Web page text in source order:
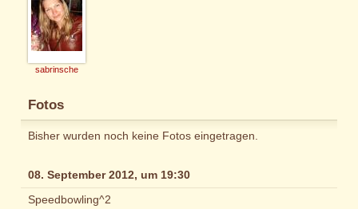
sabrinsche
Fotos
Bisher wurden noch keine Fotos eingetragen.
08. September 2012, um 19:30
Speedbowling^2